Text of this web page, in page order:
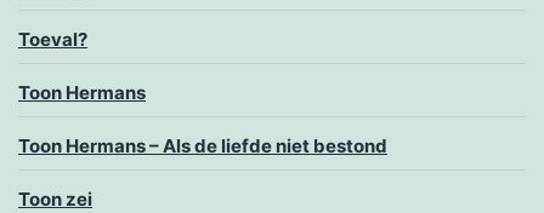
Toeval?
Toon Hermans
Toon Hermans – Als de liefde niet bestond
Toon zei